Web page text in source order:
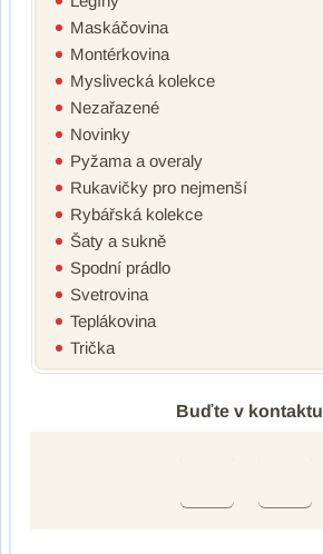
Maskáčovina
Montérkovina
Myslivecká kolekce
Nezařazené
Novinky
Pyžama a overaly
Rukavičky pro nejmenší
Rybářská kolekce
Šaty a sukně
Spodní prádlo
Svetrovina
Teplákovina
Trička
Buďte v kontaktu